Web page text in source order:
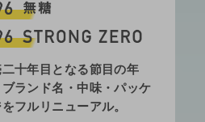
十年目となる節目の年
ブランド名・中味・パッケ
フルリニューアル。